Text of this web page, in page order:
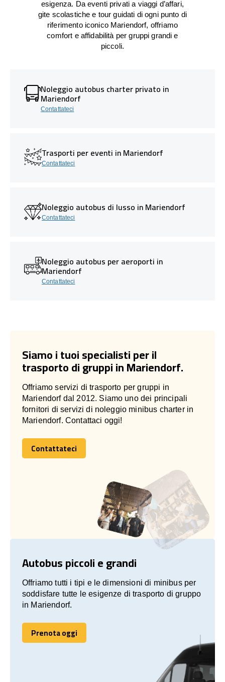
esigenza. Da eventi privati a viaggi d’affari,
gite scolastiche e tour guidati di ogni punto di
riferimento iconico Mariendorf, offriamo
comfort e affidabilità per gruppi grandi e
piccoli.
Noleggio autobus charter privato in
Mariendorf
Contattateci
Trasporti per eventi in Mariendorf
Contattateci
Noleggio autobus di lusso in Mariendorf
Contattateci
Noleggio autobus per aeroporti in
Mariendorf
Contattateci
Siamo i tuoi specialisti per il
trasporto di gruppi in Mariendorf.
Offriamo servizi di trasporto per gruppi in
Mariendorf dal 2012. Siamo uno dei principali
fornitori di servizi di noleggio minibus charter in
Mariendorf. Contattaci oggi!
Contattateci
Contattateci
Autobus piccoli e grandi
Offriamo tutti i tipi e le dimensioni di minibus per
soddisfare tutte le esigenze di trasporto di gruppo
in Mariendorf.
Prenota oggi
Prenota oggi